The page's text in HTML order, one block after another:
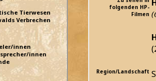
Tierwesen
Verbrechen
innen
innen
folgenden HP-
Filmen
Region/Landschaft